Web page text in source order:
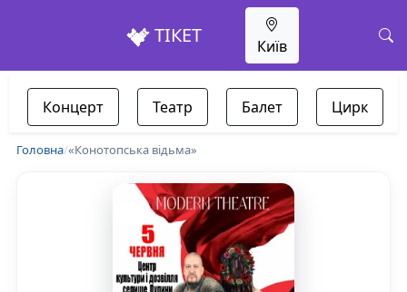
ТІКЕТ Київ
Концерт Театр Балет Цирк
Головна/«Конотопська відьма»